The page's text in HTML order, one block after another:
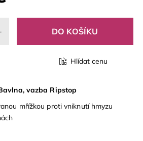
Hlídat cenu
vazba Ripstop
mřížkou proti vniknutí hmyzu